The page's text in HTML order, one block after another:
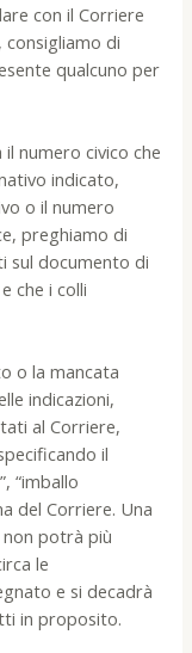
con il Corriere
consigliamo di
qualcuno per
numero civico che
indicato,
o il numero
preghiamo di
sul documento di
che i colli
o la mancata
indicazioni,
al Corriere,
il
“imballo
del Corriere. Una
potrà più
le
e si decadrà
in proposito.